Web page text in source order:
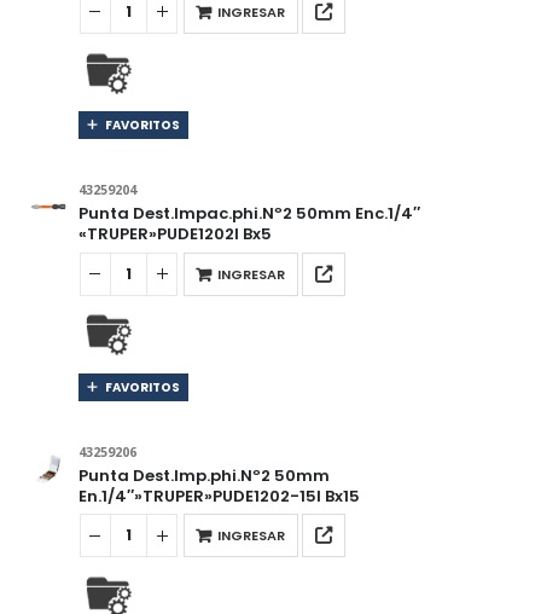
INGRESAR
FAVORITOS
43259204
Punta Dest.Impac.phi.Nº2 50mm Enc.1/4″
«TRUPER»PUDE1202I Bx5
INGRESAR
FAVORITOS
43259206
Punta Dest.Imp.phi.Nº2 50mm
En.1/4″»TRUPER»PUDE1202-15I Bx15
INGRESAR